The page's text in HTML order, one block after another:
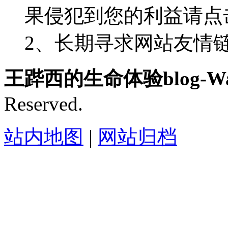
果侵犯到您的利益请
2、长期寻求网站友情
王跸西的生命体验blog-
Reserved.
站内地图 | 网站归档